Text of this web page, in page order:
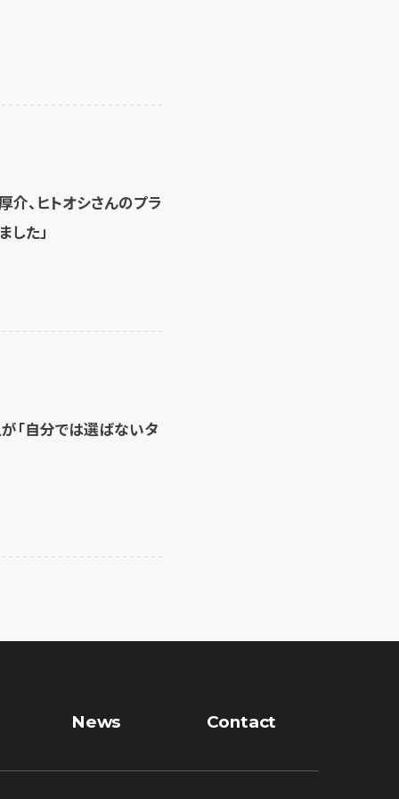
介、ヒトオシさんのプラ
した」
「自分では選ばないタ
News Contact